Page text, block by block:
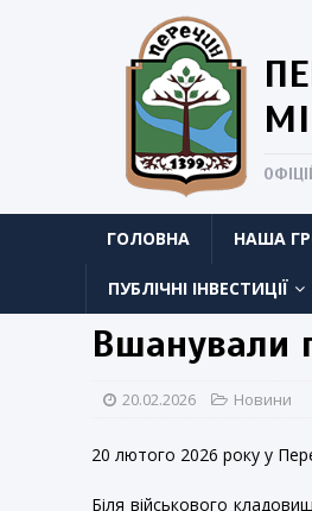
ГОЛОВНА НАША
ПУБЛІЧНІ ІНВЕСТИЦІЇ
Вшанували
20.02.2026 Новини
20 лютого 2026 року у
Біля військового